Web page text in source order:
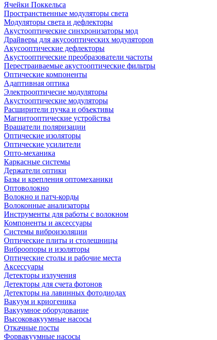
Ячейки Поккельса
Пространственные модуляторы света
Модуляторы света и дефлекторы
Акустооптические синхронизаторы мод
Драйверы для акусооптических модуляторов
Акусооптические дефлекторы
Акустооптические преобразователи частоты
Перестраиваемые акустооптические фильтры
Оптические компоненты
Адаптивная оптика
Электрооптичесие модуляторы
Акустооптические модуляторы
Расширители пучка и объективы
Магнитооптические устройства
Вращатели поляризации
Оптические изоляторы
Оптические усилители
Опто-механика
Каркасные системы
Держатели оптики
Базы и крепления оптомеханики
Оптоволокно
Волокно и патч-корды
Волоконные анализаторы
Инструменты для работы с волокном
Компоненты и аксессуары
Системы виброизоляции
Оптические плиты и столешницы
Виброопоры и изоляторы
Оптические столы и рабочие места
Аксессуары
Детекторы излучения
Детекторы для счета фотонов
Детекторы на лавинных фотодиодах
Вакуум и криогеника
Вакуумное оборудование
Высоковакуумные насосы
Откачные посты
Форвакуумные насосы